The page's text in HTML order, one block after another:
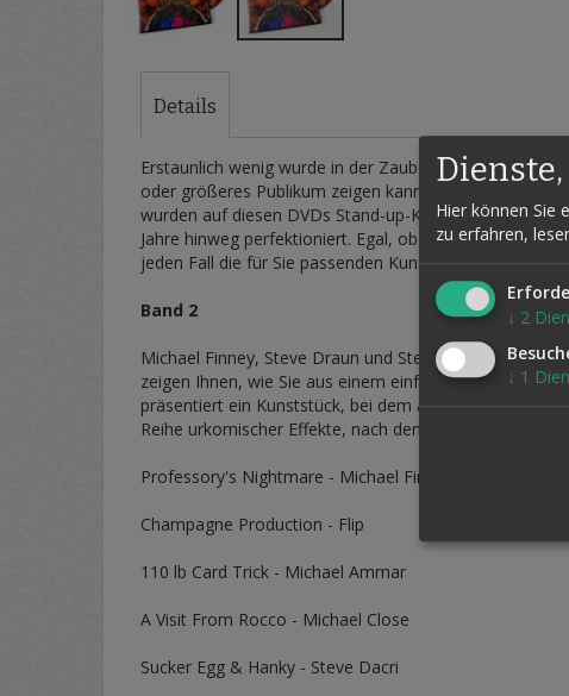
Details
Erstaunlich wenig wurde in der Zauberliteratur über
oder größeres Publikum zeigen kann. Es war daher
wurden auf diesen DVDs Stand-up-Kunststücke der
Jahre hinweg perfektioniert. Egal, ob Sie im
jeden Fall die für Sie passenden Kunststücke. Was
Band 2
Michael Finney, Steve Draun und Steve Dacri
zeigen Ihnen, wie Sie aus einem einfachen, aber
präsentiert ein Kunststück, bei dem aus dem Bild
Reihe urkomischer Effekte, nach denen eigentlich
Professory's Nightmare - Michael Finney
Champagne Production - Flip
110 lb Card Trick - Michael Ammar
A Visit From Rocco - Michael Close
Sucker Egg & Hanky - Steve Dacri
Hier können Sie
zu erfahren,
↓ 2
↓ 1